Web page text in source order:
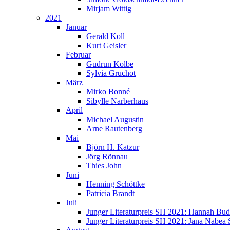
Mirjam Wittig
2021
Januar
Gerald Koll
Kurt Geisler
Februar
Gudrun Kolbe
Sylvia Gruchot
März
Mirko Bonné
Sibylle Narberhaus
April
Michael Augustin
Arne Rautenberg
Mai
Björn H. Katzur
Jörg Rönnau
Thies John
Juni
Henning Schöttke
Patricia Brandt
Juli
Junger Literaturpreis SH 2021: Hannah
Junger Literaturpreis SH 2021: Jana Nabea